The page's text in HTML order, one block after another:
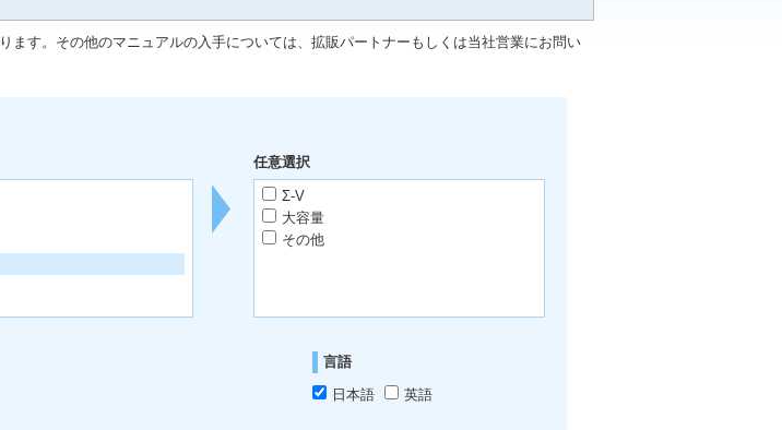
す。その他のマニュアルの入手については、拡販パートナーもしくは当社営業にお問い
任意選択
Σ-V
大容量
その他
言語
日本語
英語